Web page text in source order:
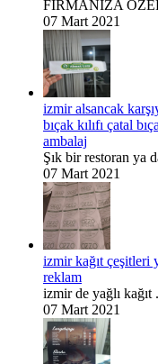
FİRMANIZA
07 Mart 2021
izmir alsancak
bıçak kılıfı çatal
ambalaj
Şık bir restoran ya
07 Mart 2021
izmir kağıt çeşitleri
reklam
izmir de yağlı kağıt
07 Mart 2021